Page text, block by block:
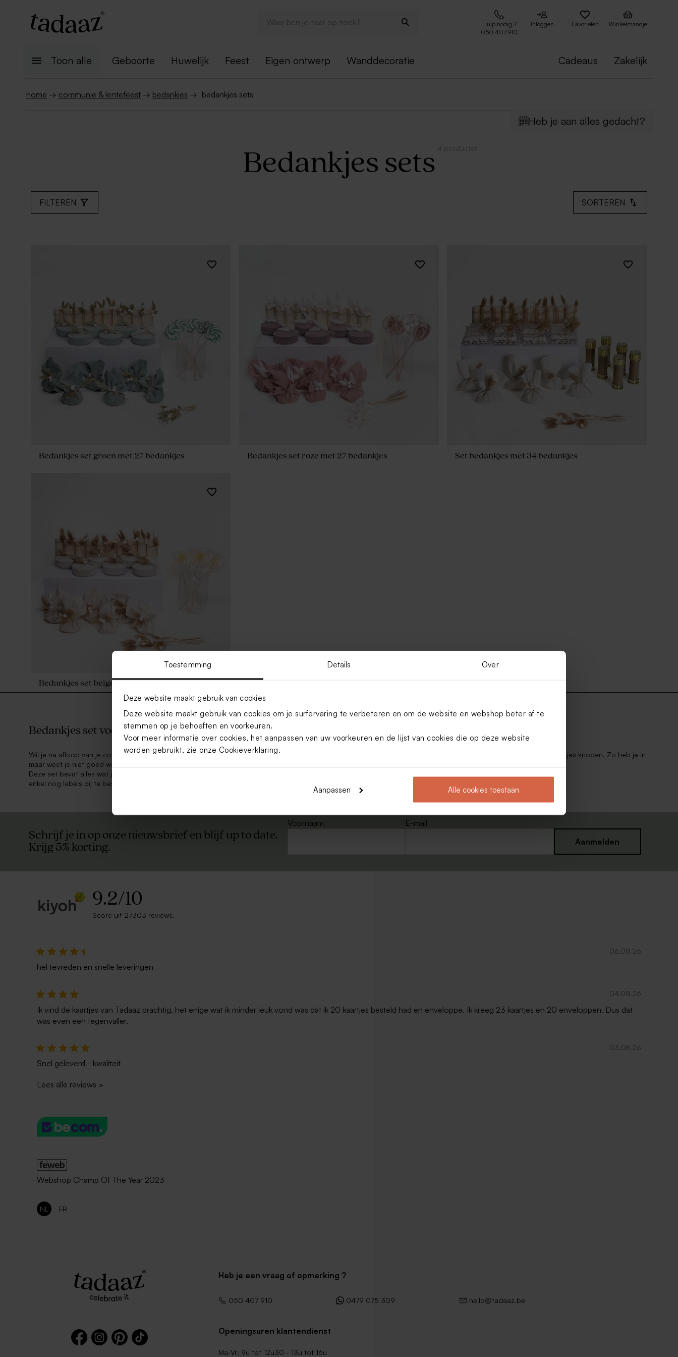
Toestemming Details Over
Deze website maakt gebruik van cookies
Deze website maakt gebruik van cookies om je surfervaring te verbeteren en om de website en webshop beter af te
stemmen op je behoeften en voorkeuren.
Voor meer informatie over cookies, het aanpassen van uw voorkeuren en de lijst van cookies die op deze website
worden gebruikt, zie onze Cookieverklaring.
Aanpassen Alle cookies toestaan
Hulp nodig ?
050 407 910
Inloggen Favorieten Winkelmandje
Toon alle Geboorte Huwelijk Feest Eigen ontwerp Wanddecoratie Cadeaus Zakelijk
home → communie & lentefeest → bedankjes → bedankjes sets
Heb je aan alles gedacht?
Bedankjes sets
FILTEREN SORTEREN
Bedankjes set groen met 27 bedankjes Bedankjes set roze met 27 bedankjes Set bedankjes met 34 bedankjes
Bedankjes set beige met 27 bedankjes
Bedankjes set voor je communie- of lentefeest.
Wil je na afloop van je communiefeest graag de gasten bedanken met een leuke attentie,
maar weet je niet goed waar je moet beginnen? Dan is een bedankjesset echt iets voor jou!
Deze set bevat alles wat je nodig hebt om 27 leuke
enkel nog labels bij te bestellen die je kan personaliseren met de naam van je zoon/dochter.
Die kun je met behulp van een touwtje eenvoudig rond deze bedankjes knopen. Zo heb je in
Schrijf je in op onze nieuwsbrief en blijf up to date.
Krijg 5% korting.
Voornaam
E-mail
Aanmelden
9.2/10
Score uit 27303 reviews.
06.08.26
hel tevreden en snelle leveringen
04.08.26
Ik vind de kaartjes van Tadaaz prachtig, het enige wat ik minder leuk vond was dat ik 20 kaartjes besteld had en enveloppe. Ik kreeg 23 kaartjes en 20 enveloppen. Dus dat
was even een tegenvaller.
03.08.26
Snel geleverd - kwaliteit
Lees alle reviews >
Webshop Champ Of The Year 2023
NL FR
Heb je een vraag of opmerking ?
050 407 910 0479 075 309 hello@tadaaz.be
Openingsuren klantendienst
Ma-Vr: 9u tot 12u30 - 13u tot 16u